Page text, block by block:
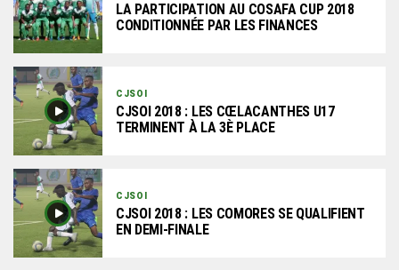
LA PARTICIPATION AU COSAFA CUP 2018
CONDITIONNÉE PAR LES FINANCES
CJSOI
CJSOI 2018 : LES CŒLACANTHES U17
TERMINENT À LA 3È PLACE
CJSOI
CJSOI 2018 : LES COMORES SE QUALIFIENT
EN DEMI-FINALE